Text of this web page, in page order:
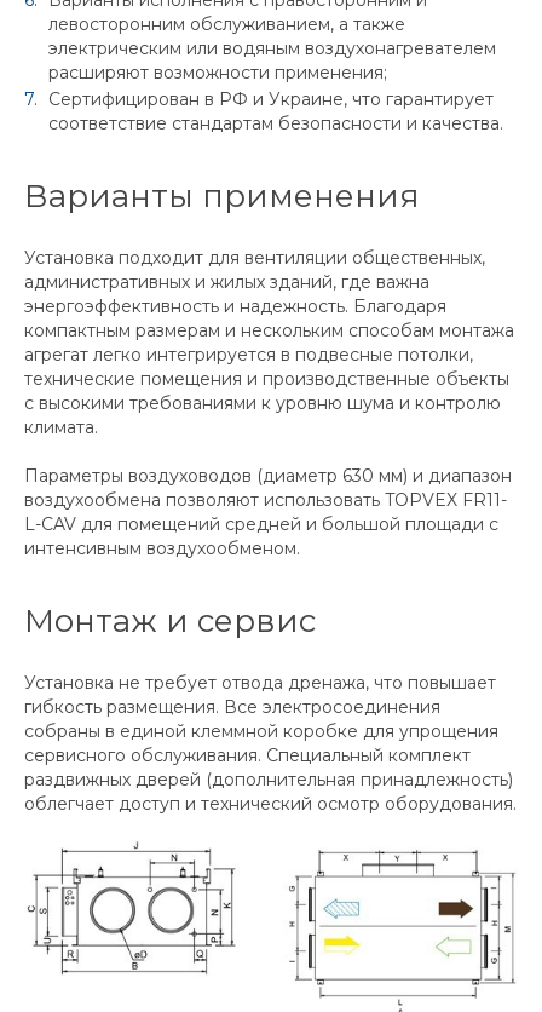
левосторонним обслуживанием, а также
электрическим или водяным воздухонагревателем
расширяют возможности применения;
Сертифицирован в РФ и Украине, что гарантирует
соответствие стандартам безопасности и качества.
Варианты применения
Установка подходит для вентиляции общественных,
административных и жилых зданий, где важна
энергоэффективность и надежность. Благодаря
компактным размерам и нескольким способам монтажа
агрегат легко интегрируется в подвесные потолки,
технические помещения и производственные объекты
с высокими требованиями к уровню шума и контролю
климата.
Параметры воздуховодов (диаметр 630 мм) и диапазон
воздухообмена позволяют использовать TOPVEX FR11-
L-CAV для помещений средней и большой площади с
интенсивным воздухообменом.
Монтаж и сервис
Установка не требует отвода дренажа, что повышает
гибкость размещения. Все электросоединения
собраны в единой клеммной коробке для упрощения
сервисного обслуживания. Специальный комплект
раздвижных дверей (дополнительная принадлежность)
облегчает доступ и технический осмотр оборудования.